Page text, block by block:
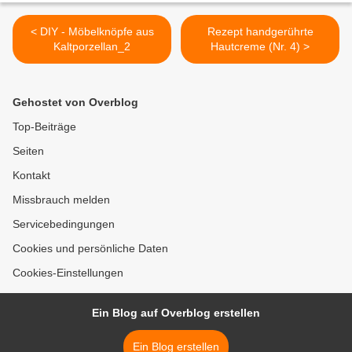
< DIY - Möbelknöpfe aus
Kaltporzellan_2
Rezept handgerührte
Hautcreme (Nr. 4) >
Gehostet von Overblog
Top-Beiträge
Seiten
Kontakt
Missbrauch melden
Servicebedingungen
Cookies und persönliche Daten
Cookies-Einstellungen
Ein Blog auf Overblog erstellen
Ein Blog erstellen